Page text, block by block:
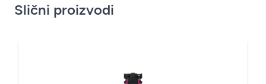
Slični proizvodi